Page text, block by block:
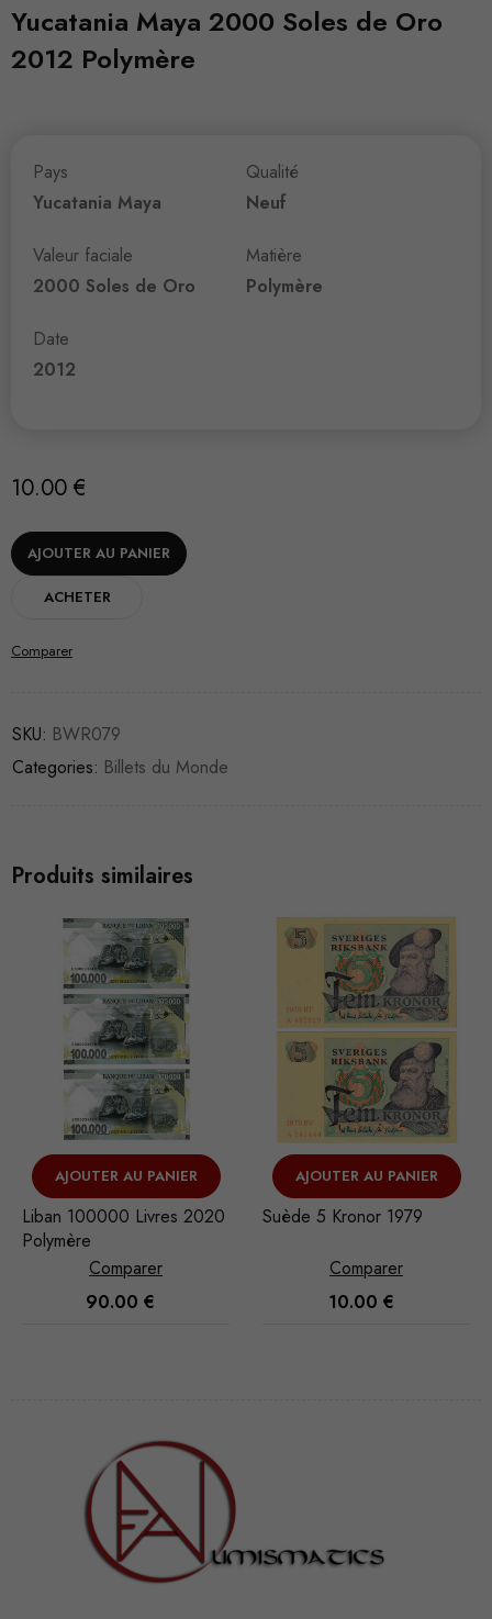
Yucatania Maya 2000 Soles de Oro
2012 Polymère
Pays
Yucatania Maya
Valeur faciale
2000 Soles de Oro
Date
2012
Qualité
Neuf
Matière
Polymère
10.00 €
AJOUTER AU PANIER
ACHETER
Comparer
SKU: BWR079
Categories: Billets du Monde
Produits similaires
AJOUTER AU PANIER
Liban 100000 Livres 2020
Polymère
Comparer
90.00 €
AJOUTER AU PANIER
Suède 5 Kronor 1979
Comparer
10.00 €
nécessaires au